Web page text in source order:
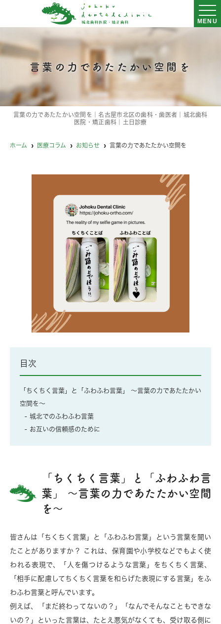
MENU
言葉の力であたたかい空間を
言葉の力であたたかい空間を｜名古屋市北区の歯科・歯医者｜城北歯科
医院・矯正歯科｜土日診療
ホーム 医療コラム お知らせ 言葉の力であたたかい空間を
目次
「ちくちく言葉」と「ふわふわ言葉」 〜言葉の力であたたかい
空間を〜
城北でのふわふわ言葉
お互いの信頼感のために
「ちくちく言葉」と「ふわふわ言
葉」 〜言葉の力であたたかい空間
を〜
皆さんは「ちくちく言葉」と「ふわふわ言葉」という言葉を聞い
たことがありますか？ これは、保育園や小学校などでもよく使
われる表現で、「人を傷つけるような言葉」をちくちく言葉、
「相手に配慮してちくちく言葉を和らげた表現にする言葉」をふ
わふわ言葉と呼んでいます。
例えば、「まだ終わってないの？」「なんでそんなこともできな
いの？」といった言葉は、たとえ悪気がなくても、受け取る側に